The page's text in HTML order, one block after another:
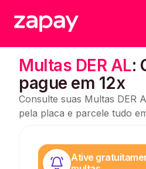
Multas DER AL:
pague em 12x
Consulte suas Multas DER
pela placa e parcele tudo
Ative